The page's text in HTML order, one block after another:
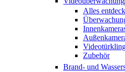
Alles
Zubehör
Brand- und